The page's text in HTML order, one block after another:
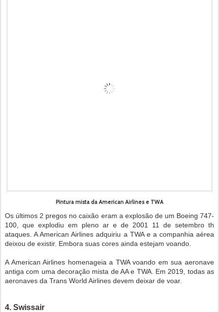
Pintura mista da American Airlines e TWA
Os últimos 2 pregos no caixão eram a explosão de um Boeing 747-
100, que explodiu em pleno ar e de 2001 11 de setembro th
ataques. A American Airlines adquiriu a TWA e a companhia aérea
deixou de existir. Embora suas cores ainda estejam voando.
A American Airlines homenageia a TWA voando em sua aeronave
antiga com uma decoração mista de AA e TWA. Em 2019, todas as
aeronaves da Trans World Airlines devem deixar de voar.
4. Swissair